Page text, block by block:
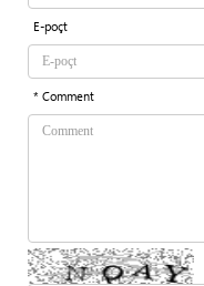
E-poçt
* Comment